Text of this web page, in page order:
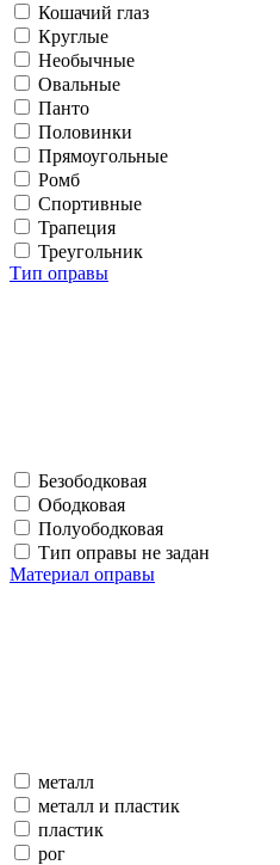
Кошачий глаз
Круглые
Необычные
Овальные
Панто
Половинки
Прямоугольные
Ромб
Спортивные
Трапеция
Треугольник
Тип оправы
Безободковая
Ободковая
Полуободковая
Тип оправы не задан
Материал оправы
металл
металл и пластик
пластик
рог